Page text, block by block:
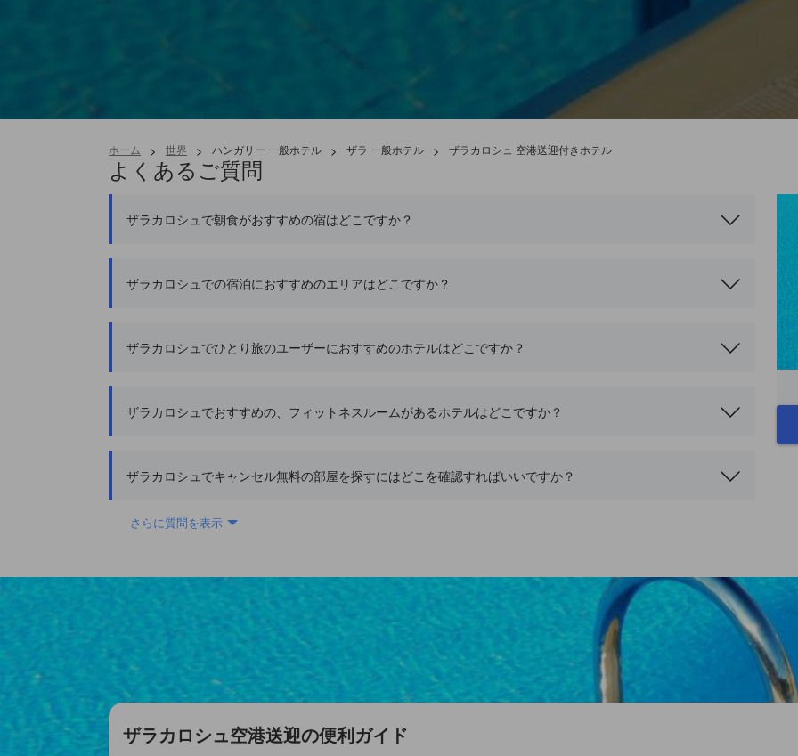
ホーム > 世界 > ハンガリー 一般ホテル > ザラ 一般ホテル > ザラカロシュ 空港送迎付きホテル
よくあるご質問
ザラカロシュで朝食がおすすめの宿はどこですか？
ザラカロシュでの宿泊におすすめのエリアはどこですか？
ザラカロシュでひとり旅のユーザーにおすすめのホテルはどこですか？
ザラカロシュでおすすめの、フィットネスルームがあるホテルはどこですか？
ザラカロシュでキャンセル無料の部屋を探すにはどこを確認すればいいですか？
さらに質問を表示
ザラカロシュ空港送迎の便利ガイド